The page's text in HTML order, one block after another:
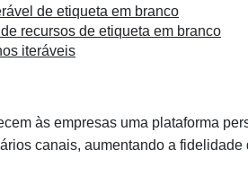
de etiqueta em branco
recursos de etiqueta em branco
iteráveis
às empresas uma plataforma
canais, aumentando a